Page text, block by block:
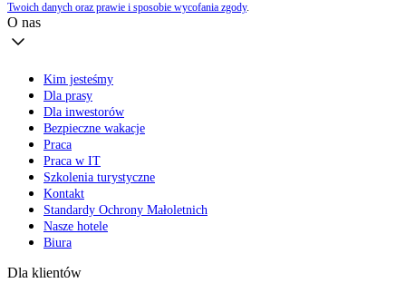
Twoich danych oraz prawie i sposobie wycofania zgody.
O nas
Kim jesteśmy
Dla prasy
Dla inwestorów
Bezpieczne wakacje
Praca
Praca w IT
Szkolenia turystyczne
Kontakt
Standardy Ochrony Małoletnich
Nasze hotele
Biura
Dla klientów